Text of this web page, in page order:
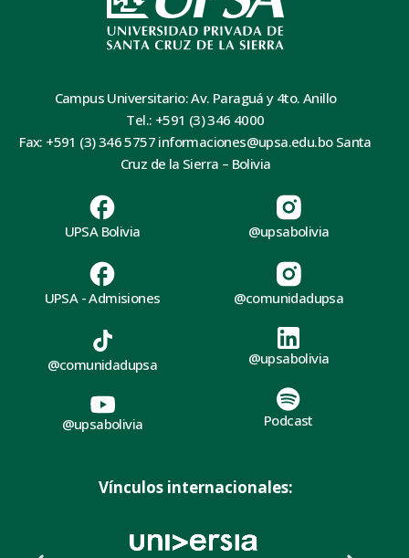
Campus Universitario: Av. Paraguá y 4to. Anillo
Tel.: +591 (3) 346 4000
Fax: +591 (3) 346 5757 informaciones@upsa.edu.bo Santa
Cruz de la Sierra – Bolivia
UPSA Bolivia
UPSA - Admisiones
@upsabolivia
@comunidadupsa
@comunidadupsa
@upsabolivia
@upsabolivia
Podcast
Vínculos internacionales: